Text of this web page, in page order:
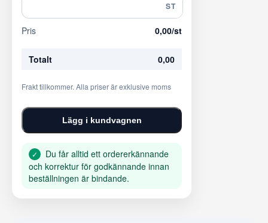
ST
Pris 0,00/st
Totalt 0,00
Frakt tillkommer. Alla priser är exklusive moms
Lägg i kundvagnen
✓
Du får alltid ett ordererkännande
och korrektur för godkännande innan
beställningen är bindande.